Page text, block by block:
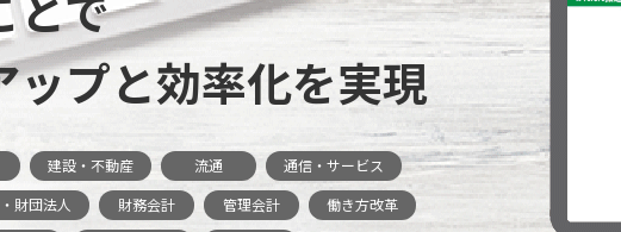
ップと効率化を実現
建設・不動産 流通
通信・サービス
財団法人 財務会計 管理会計
働き方改革